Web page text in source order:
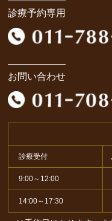
診療予約専用
お問い合わせ
診療受付
9:00～12:00
14:00～17:30